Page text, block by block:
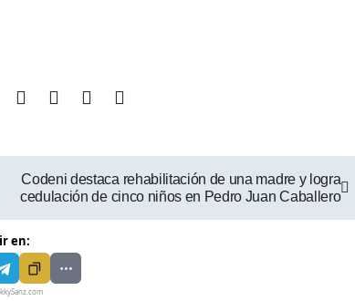
Codeni destaca rehabilitación de una madre y logra
cedulación de cinco niños en Pedro Juan Caballero
en: